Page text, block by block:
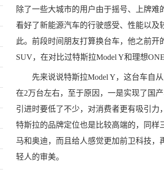
除了一些大城市的用户由于摇号、上牌
看好了新能源汽车的行驶感受、性能以及
此。前段时间朋友打算换台车，他之前
SUV，在对比过特斯拉Model Y和理想
先来说说特斯拉Model Y，这台车自
在2万台左右，至于原因，一是实现了国
引进时要低了不少，对消费者更有吸引力
特斯拉的品牌定位也是比较高端的，同
马和奥迪，而且给人感觉更加前卫科技
轻人的审美。